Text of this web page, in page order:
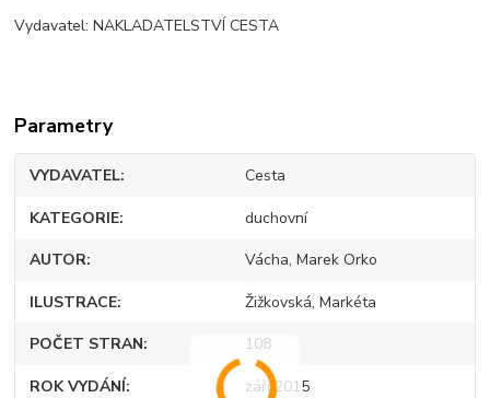
Vydavatel: NAKLADATELSTVÍ CESTA
Parametry
VYDAVATEL Cesta
KATEGORIE duchovní
AUTOR Vácha, Marek Orko
ILUSTRACE Žižkovská, Markéta
POČET STRAN 108
ROK VYDÁNÍ září 2015